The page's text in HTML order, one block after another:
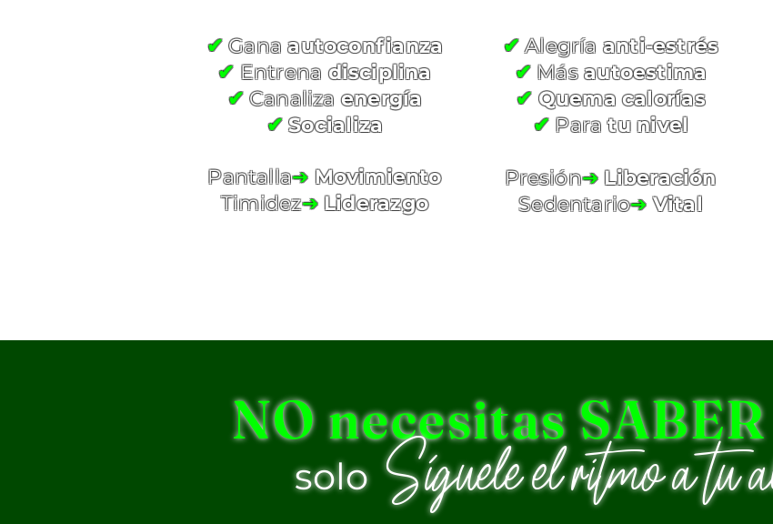
✔ Ganaautoconfianza
✔ Entrenadisciplina
✔Canalizaenergía
✔ Socializa
Pantalla➔ Movimiento
Timidez➔ Liderazgo
✔Alegría anti-estrés
✔Másautoestima
✔ Quema calorías
✔ Paratu nivel
Presión➔ Liberación
Sedentario➔ Vital
NO necesitas
soloSíguele el ritmo a tu